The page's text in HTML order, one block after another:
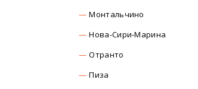
Монтальчино
Нова-Сири-Марина
Отранто
Пиза